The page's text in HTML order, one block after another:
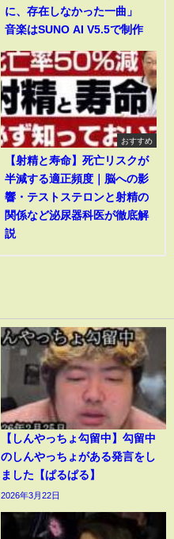
に、存在しなかった一曲」
音楽はSUNO AI V5.5で制作
おすすめ
【射精と寿命】死亡リスクが
半減する適正頻度｜脳への影
響・テストステロンと射精の
関係など泌尿器科医が徹底解
説
【しんやっちょ勾留中】勾留中
のしんやっちょがある発言をし
ました【ぱるぱる】
2026年3月22日